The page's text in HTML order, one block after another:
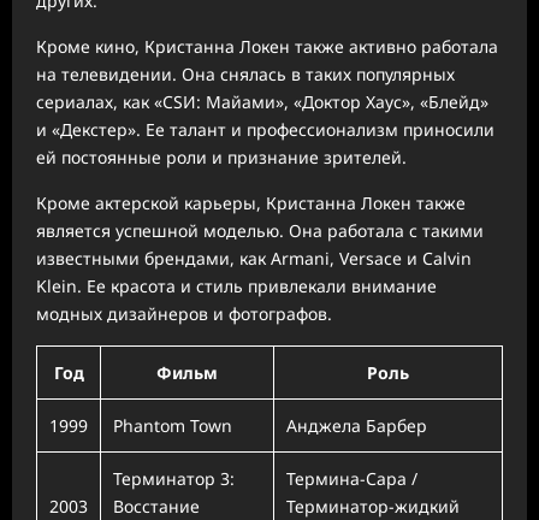
Кроме кино, Кристанна Локен также активно работала
на телевидении. Она снялась в таких популярных
сериалах, как «CSИ: Майами», «Доктор Хаус», «Блейд»
и «Декстер». Ее талант и профессионализм приносили
ей постоянные роли и признание зрителей.
Кроме актерской карьеры, Кристанна Локен также
является успешной моделью. Она работала с такими
известными брендами, как Armani, Versace и Calvin
Klein. Ее красота и стиль привлекали внимание
модных дизайнеров и фотографов.
Год Фильм Роль
1999 Phantom Town Анджела Барбер
2003
Терминатор 3:
Восстание
Термина-Сара /
Терминатор-жидкий